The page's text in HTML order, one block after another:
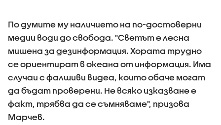
По думите му наличието на по-достоверни
медии води до свобода. "Светът е лесна
мишена за дезинформация. Хората трудно
се ориентират в океана от информация. Има
случаи с фалшиви видеа, които обаче могат
да бъдат проверени. Не всяко изказване е
факт, трябва да се съмняваме", призова
Марчев.